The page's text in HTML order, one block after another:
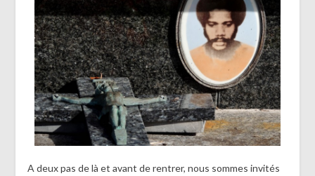
A deux pas de là et avant de rentrer, nous sommes invités